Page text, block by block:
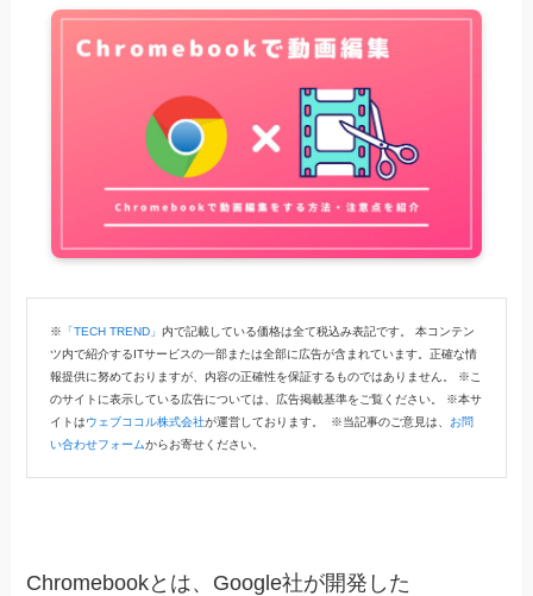
※ 「TECH TREND」 内で記載している価格は全て税込み表記です。 本コンテン
ツ内で紹介するITサービスの一部または全部に広告が含まれています。正確な情
報提供に努めておりますが、内容の正確性を保証するものではありません。 ※こ
のサイトに表示している広告については、広告掲載基準をご覧ください。 ※本サ
イトはウェブココル株式会社が運営しております。 ※当記事のご意見は、
お問
い合わせフォームからお寄せください。
Chromebookとは、Google社が開発した